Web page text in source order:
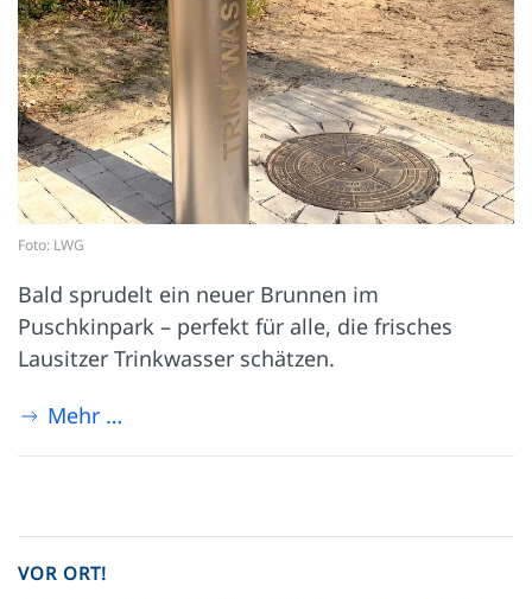
Foto: LWG
Bald sprudelt ein neuer Brunnen im
Puschkinpark – perfekt für alle, die frisches
Lausitzer Trinkwasser schätzen.
Mehr …
VOR ORT!